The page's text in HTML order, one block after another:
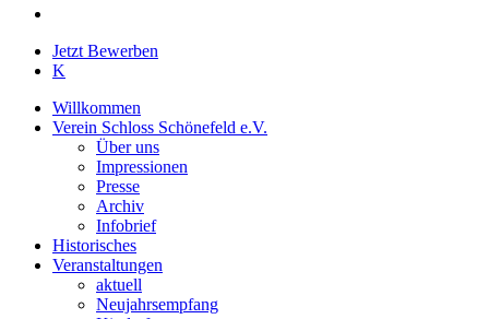
Close
Menu
Jetzt Bewerben
K
Willkommen
Verein Schloss Schönefeld e.V.
Über uns
Impressionen
Presse
Archiv
Infobrief
Historisches
Veranstaltungen
aktuell
Neujahrsempfang